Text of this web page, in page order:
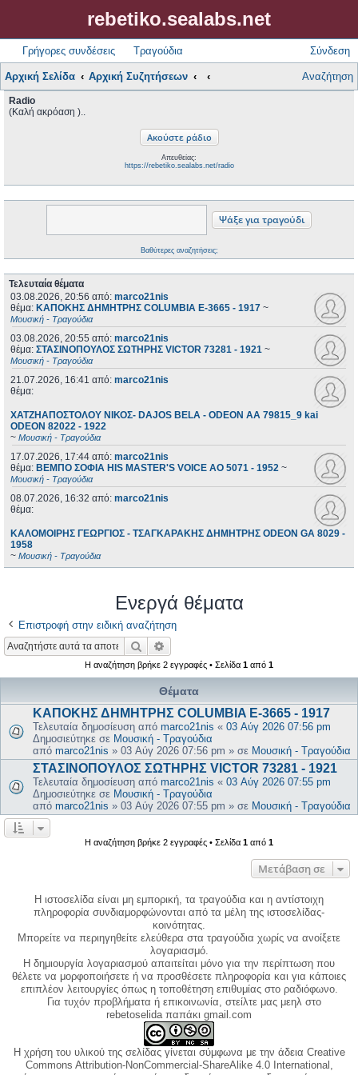
rebetiko.sealabs.net
Γρήγορες συνδέσεις Τραγούδια Σύνδεση
Αρχική Σελίδα Αρχική Συζητήσεων Αναζήτηση
Radio
(Καλή ακρόαση )..
Απευθείας:
https://rebetiko.sealabs.net/radio
Βαθύτερες αναζητήσεις;
Τελευταία θέματα
03.08.2026, 20:56 από: marco21nis
θέμα: ΚΑΠΟΚΗΣ ΔΗΜΗΤΡΗΣ COLUMBIA E-3665 - 1917 ~
Μουσική - Τραγούδια
03.08.2026, 20:55 από: marco21nis
θέμα: ΣΤΑΣΙΝΟΠΟΥΛΟΣ ΣΩΤΗΡΗΣ VICTOR 73281 - 1921 ~
Μουσική - Τραγούδια
21.07.2026, 16:41 από: marco21nis
θέμα:
ΧΑΤΖΗΑΠΟΣΤΟΛΟΥ ΝΙΚΟΣ- DAJOS BELA - ODEON AA 79815_9 kai
ODEON 82022 - 1922
~ Μουσική - Τραγούδια
17.07.2026, 17:44 από: marco21nis
θέμα: ΒΕΜΠΟ ΣΟΦΙΑ HIS MASTER'S VOICE AO 5071 - 1952 ~
Μουσική - Τραγούδια
08.07.2026, 16:32 από: marco21nis
θέμα:
ΚΑΛΟΜΟΙΡΗΣ ΓΕΩΡΓΙΟΣ - ΤΣΑΓΚΑΡΑΚΗΣ ΔΗΜΗΤΡΗΣ ODEON GA 8029 -
1958
~ Μουσική - Τραγούδια
Ενεργά θέματα
Επιστροφή στην ειδική αναζήτηση
Αναζήτηση
Η αναζήτηση βρήκε 2 εγγραφές • Σελίδα 1 από 1
Θέματα
ΚΑΠΟΚΗΣ ΔΗΜΗΤΡΗΣ COLUMBIA E-3665 - 1917
Τελευταία δημοσίευση από marco21nis « 03 Αύγ 2026 07:56 pm
Δημοσιεύτηκε σε Μουσική - Τραγούδια
από marco21nis » 03 Αύγ 2026 07:56 pm » σε Μουσική - Τραγούδια
ΣΤΑΣΙΝΟΠΟΥΛΟΣ ΣΩΤΗΡΗΣ VICTOR 73281 - 1921
Τελευταία δημοσίευση από marco21nis « 03 Αύγ 2026 07:55 pm
Δημοσιεύτηκε σε Μουσική - Τραγούδια
από marco21nis » 03 Αύγ 2026 07:55 pm » σε Μουσική - Τραγούδια
Η αναζήτηση βρήκε 2 εγγραφές • Σελίδα 1 από 1
Μετάβαση σε
Η ιστοσελίδα είναι μη εμπορική, τα τραγούδια και η αντίστοιχη
πληροφορία συνδιαμορφώνονται από τα μέλη της ιστοσελίδας-
κοινότητας.
Μπορείτε να περιηγηθείτε ελεύθερα στα τραγούδια χωρίς να ανοίξετε
λογαριασμό.
Η δημιουργία λογαριασμού απαιτείται μόνο για την περίπτωση που
θέλετε να μορφοποιήσετε ή να προσθέσετε πληροφορία και για κάποιες
επιπλέον λειτουργίες όπως η τοποθέτηση επιθυμίας στο ραδιόφωνο.
Για τυχόν προβλήματα ή επικοινωνία, στείλτε μας μεηλ στο
rebetoselida παπάκι gmail.com
Η χρήση του υλικού της σελίδας γίνεται σύμφωνα με την άδεια Creative
Commons Attribution-NonCommercial-ShareAlike 4.0 International,